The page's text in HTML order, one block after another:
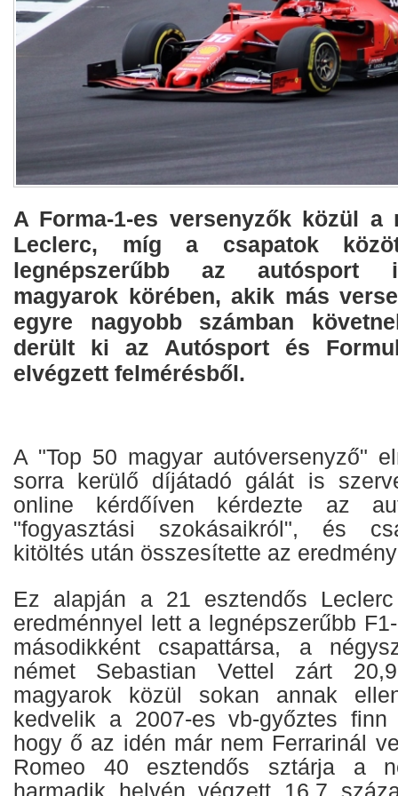
A Forma-1-es versenyzők közül a
Leclerc, míg a csapatok
legnépszerűbb az autósport
magyarok körében, akik más
egyre nagyobb számban
derült ki az Autósport és
elvégzett felmérésből.
A "Top 50 magyar autóversenyző"
sorra kerülő díjátadó gálát is
online kérdőíven kérdezte az
"fogyasztási szokásaikról", és
kitöltés után összesítette az
Ez alapján a 21 esztendős
eredménnyel lett a legnépszerűbb
másodikként csapattársa, a
német Sebastian Vettel zárt
magyarok közül sokan annak
kedvelik a 2007-es vb-győztes finn
hogy ő az idén már nem Ferrarinál
Romeo 40 esztendős sztárja a
harmadik helyén végzett 16,7